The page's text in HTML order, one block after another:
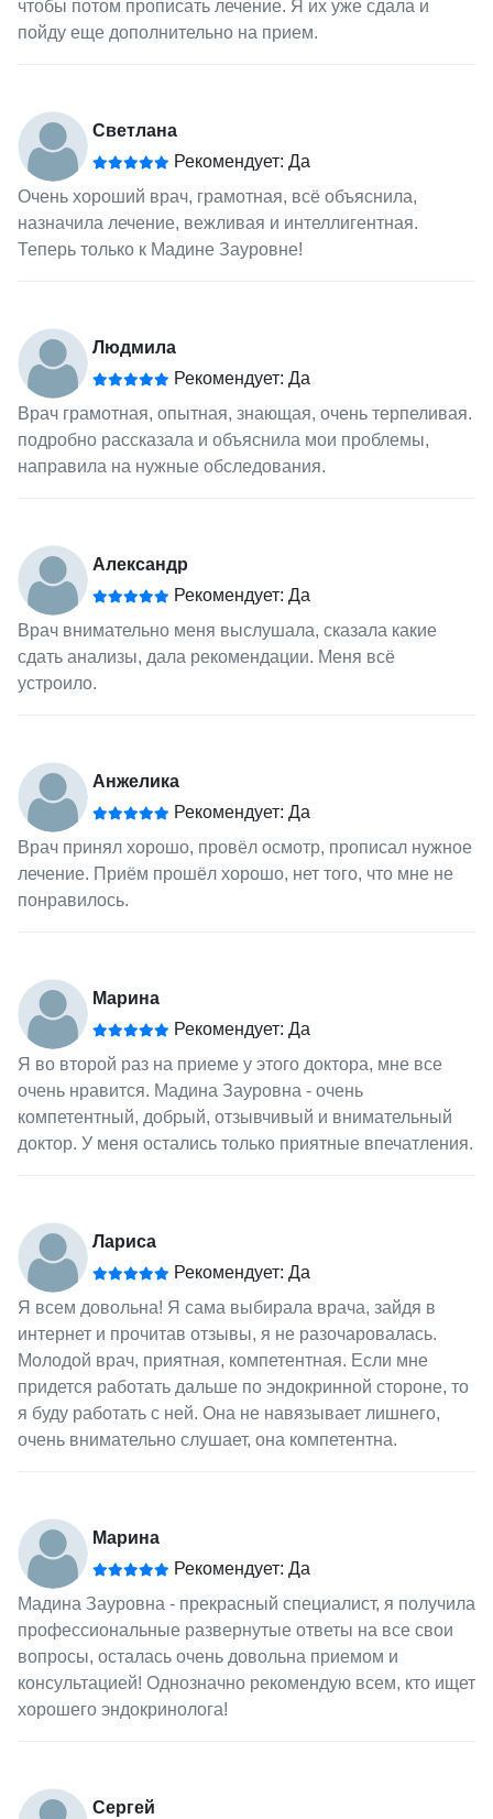
чтобы потом прописать лечение. Я их уже сдала и
пойду еще дополнительно на прием.
Светлана
Рекомендует: Да
Очень хороший врач, грамотная, всё объяснила,
назначила лечение, вежливая и интеллигентная.
Теперь только к Мадине Зауровне!
Людмила
Рекомендует: Да
Врач грамотная, опытная, знающая, очень терпеливая.
подробно рассказала и объяснила мои проблемы,
направила на нужные обследования.
Александр
Рекомендует: Да
Врач внимательно меня выслушала, сказала какие
сдать анализы, дала рекомендации. Меня всё
устроило.
Анжелика
Рекомендует: Да
Врач принял хорошо, провёл осмотр, прописал нужное
лечение. Приём прошёл хорошо, нет того, что мне не
понравилось.
Марина
Рекомендует: Да
Я во второй раз на приеме у этого доктора, мне все
очень нравится. Мадина Зауровна - очень
компетентный, добрый, отзывчивый и внимательный
доктор. У меня остались только приятные впечатления.
Лариса
Рекомендует: Да
Я всем довольна! Я сама выбирала врача, зайдя в
интернет и прочитав отзывы, я не разочаровалась.
Молодой врач, приятная, компетентная. Если мне
придется работать дальше по эндокринной стороне, то
я буду работать с ней. Она не навязывает лишнего,
очень внимательно слушает, она компетентна.
Марина
Рекомендует: Да
Мадина Зауровна - прекрасный специалист, я получила
профессиональные развернутые ответы на все свои
вопросы, осталась очень довольна приемом и
консультацией! Однозначно рекомендую всем, кто ищет
хорошего эндокринолога!
Сергей